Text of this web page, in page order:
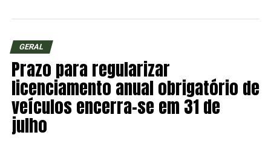
GERAL
Prazo para regularizar
licenciamento anual obrigatório de
veículos encerra-se em 31 de
julho